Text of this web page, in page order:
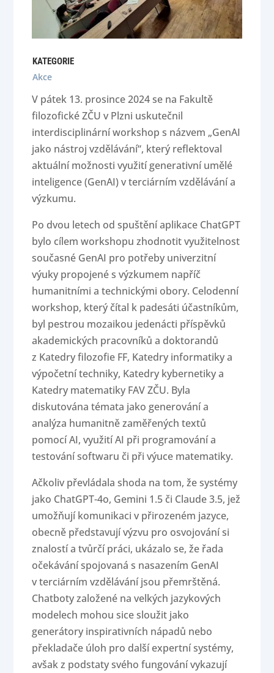
KATEGORIE
Akce
V pátek 13. prosince 2024 se na Fakultě
filozofické ZČU v Plzni uskutečnil
interdisciplinární workshop s názvem „GenAI
jako nástroj vzdělávání“, který reflektoval
aktuální možnosti využití generativní umělé
inteligence (GenAI) v terciárním vzdělávání a
výzkumu.
Po dvou letech od spuštění aplikace ChatGPT
bylo cílem workshopu zhodnotit využitelnost
současné GenAI pro potřeby univerzitní
výuky propojené s výzkumem napříč
humanitními a technickými obory. Celodenní
workshop, který čítal k padesáti účastníkům,
byl pestrou mozaikou jedenácti příspěvků
akademických pracovníků a doktorandů
z Katedry filozofie FF, Katedry informatiky a
výpočetní techniky, Katedry kybernetiky a
Katedry matematiky FAV ZČU. Byla
diskutována témata jako generování a
analýza humanitně zaměřených textů
pomocí AI, využití AI při programování a
testování softwaru či při výuce matematiky.
Ačkoliv převládala shoda na tom, že systémy
jako ChatGPT-4o, Gemini 1.5 či Claude 3.5, jež
umožňují komunikaci v přirozeném jazyce,
obecně představují výzvu pro osvojování si
znalostí a tvůrčí práci, ukázalo se, že řada
očekávání spojovaná s nasazením GenAI
v terciárním vzdělávání jsou přemrštěná.
Chatboty založené na velkých jazykových
modelech mohou sice sloužit jako
generátory inspirativních nápadů nebo
překladače úloh pro další expertní systémy,
avšak z podstaty svého fungování vykazují